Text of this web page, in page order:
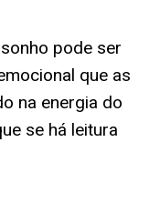
pode ser
que as
na energia do
se há leitura